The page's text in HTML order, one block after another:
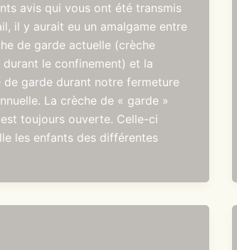
avis qui vous ont été transmis
il y aurait eu un amalgame entre
de garde actuelle (crèche
durant le confinement) et la
de garde durant notre fermeture
La crèche de « garde »
toujours ouverte. Celle-ci
les enfants des différentes